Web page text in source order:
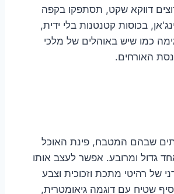
דווקא שקט, תסתפקו בקפה
בכוסות קטנטנות בלי ידית,
כמו שיש באוהלים של מלכי
האורחים.
שבהם המטבח, פינת האוכל
גדול ומרובע. אפשר לעצב אותו
של רהיטי מתכת וזכוכית וצבע
שטיח עם דוגמה גיאומטרית,